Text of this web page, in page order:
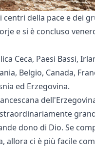
della pace e dei
e si è concluso
Ceca, Paesi Bassi,
Belgio, Canada,
ed Erzegovina.
dono di Dio. Se
allora ci è più facile